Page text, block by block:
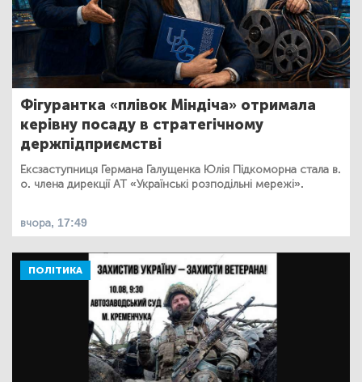
Фігурантка «плівок Міндіча» отримала
керівну посаду в стратегічному
держпідприємстві
Ексзаступниця Германа Галущенка Юлія Підкоморна стала в.
о. члена дирекції АТ «Українські розподільні мережі».
вчора, 17:49
ПОЛІТИКА